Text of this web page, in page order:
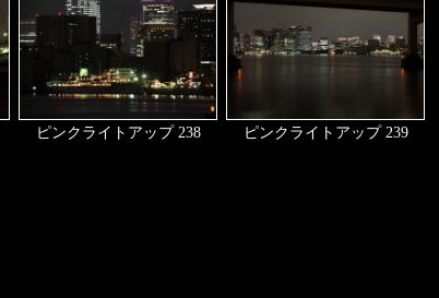
ピンクライトアップ 238 ピンクライトアップ 239